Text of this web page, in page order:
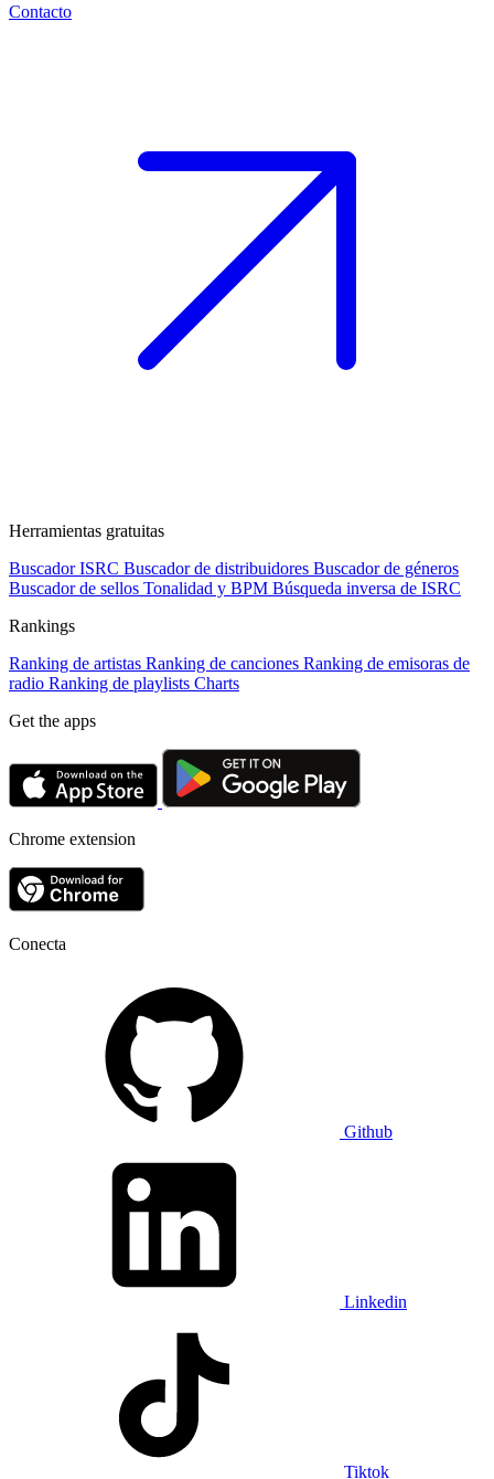
Contacto
Herramientas gratuitas
Buscador ISRC Buscador de distribuidores Buscador de géneros
Buscador de sellos Tonalidad y BPM Búsqueda inversa de ISRC
Rankings
Ranking de artistas Ranking de canciones Ranking de emisoras de
radio Ranking de playlists Charts
Get the apps
Chrome extension
Conecta
Github
Linkedin
Tiktok